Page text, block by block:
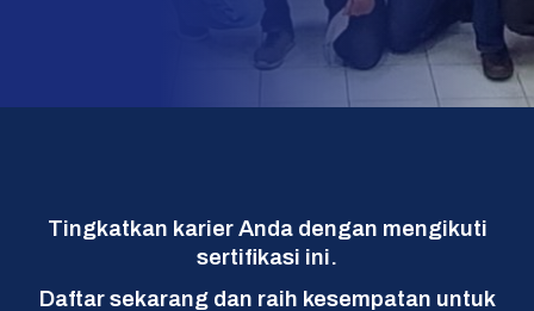
Tingkatkan karier Anda dengan mengikuti
sertifikasi ini.
Daftar sekarang dan raih kesempatan untuk